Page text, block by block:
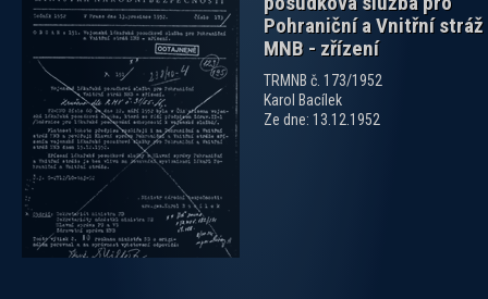
Pohraniční a Vnitřní stráž
MNB - zřízení
TRMNB č. 173/1952
Karol Bacílek
Ze dne: 13.12.1952
zobrazit PDF dokument